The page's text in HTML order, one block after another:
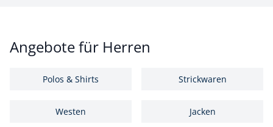
Angebote für Herren
Polos & Shirts Strickwaren
Westen Jacken